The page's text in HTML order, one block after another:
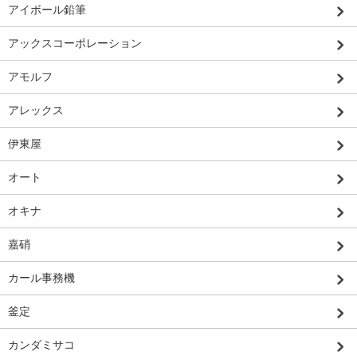
アイボール鉛筆
アックスコーポレーション
アモルフ
アレックス
伊東屋
オート
オキナ
嘉硝
カール事務機
釜定
カンダミサコ